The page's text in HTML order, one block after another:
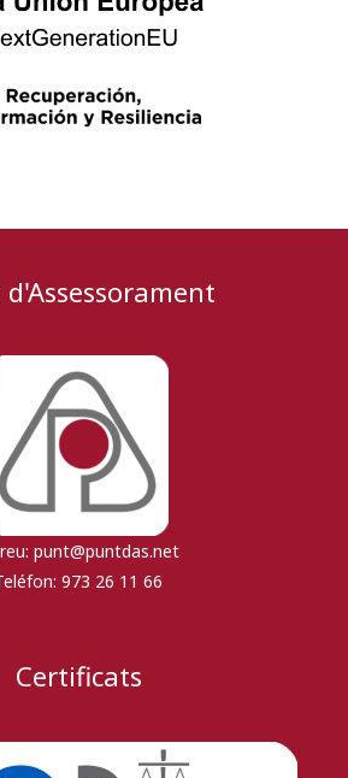
punt@puntdas.net
973 26 11 66
Certificats